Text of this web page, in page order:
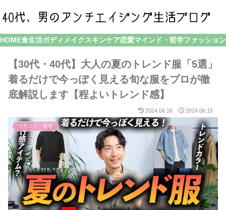
HOME食生活ボディメイク スキンケア恋愛マインド・哲学ファッション
【30代・40代】大人の夏のトレンド服「5選」
着るだけで今っぽく見える旬な服をプロが徹
底解説します【程よいトレンド感】
2024.06.16 2024.06.15
マインド・哲学